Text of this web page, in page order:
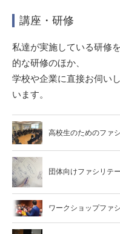
講座・研修
私達が実施している研修
的な研修のほか、
学校や企業に直接お伺い
います。
高校生のためのファ
団体向けファシリテ
ワークショップファ